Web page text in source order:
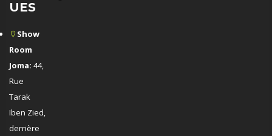
UES
Show
Room
Joma: 44,
Rue
Tarak
Iben Zied,
derrière